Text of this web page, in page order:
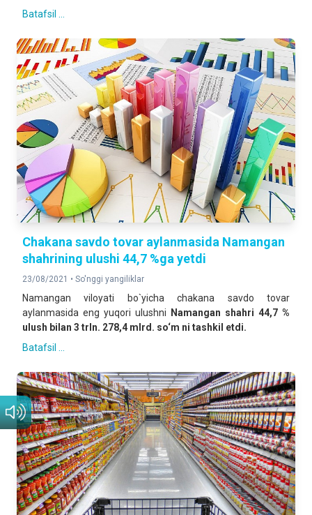
Batafsil ...
Chakana savdo tovar aylanmasida Namangan
shahrining ulushi 44,7 %ga yetdi
23/08/2021 • So'nggi yangiliklar
Namangan viloyati bo`yicha chakana savdo tovar
aylanmasida eng yuqori ulushni
Namangan shahri 44,7 %
ulush bilan 3 trln. 278,4 mlrd. so‘m ni tashkil etdi.
Batafsil ...